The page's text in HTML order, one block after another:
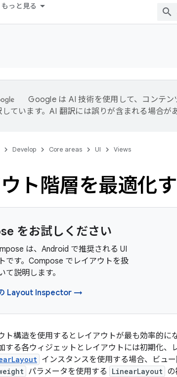
もっと見る
Google は AI 技術を使用して、コンテン
ています。AI 翻訳には誤りが含まれる場合が
Develop Core areas UI Views
ト階層を最適化
をお試しください
は、Android で推奨される UI
です。Compose でレイアウトを扱
て説明します。
Layout Inspector →
ト構造を使用するとレイアウトが最も効率的に
する各ウィジェットとレイアウトには初期化、
インスタンスを使用する場合、ビュ
パラメータを使用する LinearLayout